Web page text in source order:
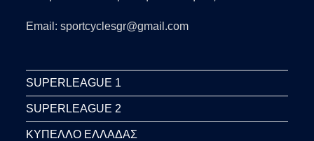
Email: sportcyclesgr@gmail.com
SUPERLEAGUE 1
SUPERLEAGUE 2
ΚΥΠΕΛΛΟ ΕΛΛΑΔΑΣ